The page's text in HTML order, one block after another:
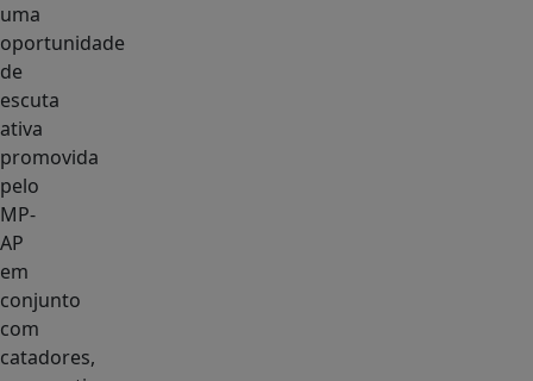
uma
oportunidade
de
escuta
ativa
promovida
pelo
MP-
AP
em
conjunto
com
catadores,